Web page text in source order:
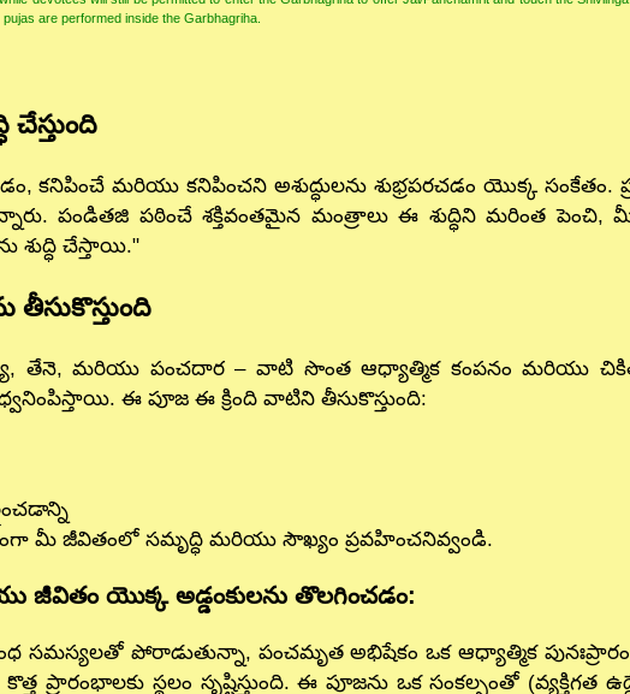
are performed inside the Garbhagriha.
చేస్తుంది
మరియు కనిపించని అశుద్ధులను శుభ్రపరచడం యొక్క సంకేతం.
పండితజి పఠించే శక్తివంతమైన మంత్రాలు ఈ శుద్ధిని మరింత పెంచి,
శుద్ధి చేస్తాయి."
తేనె, మరియు పంచదార – వాటి సొంత ఆధ్యాత్మిక కంపనం మరియు
ఈ పూజ ఈ క్రింది వాటిని తీసుకొస్తుంది:
మీ జీవితంలో సమృద్ధి మరియు సౌఖ్యం ప్రవహించనివ్వండి.
జీవితం యొక్క అడ్డంకులను తొలగించడం:
పోరాడుతున్నా, పంచమృత అభిషేకం ఒక ఆధ్యాత్మిక
ప్రారంభాలకు స్థలం సృష్టిస్తుంది. ఈ పూజను ఒక సంకల్పంతో